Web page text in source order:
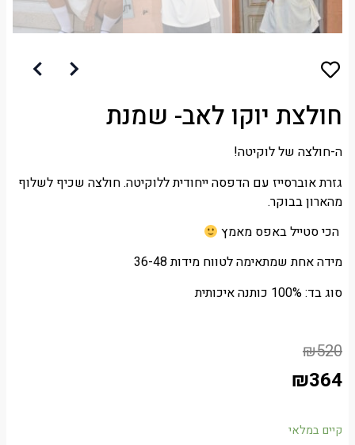
חולצת יוקו לאב- שמנת
ה-חולצה של לוקיטה!
גזרת אוברסייז עם הדפסה ייחודית ללוקיטה. חולצה שכיף לשלוף
מהארון בבוקר.
הכי סטייל באפס מאמץ
מידה אחת שמתאימה לטווח מידות 36-48
סוג בד: 100% כותנה איכותית
₪520
₪364
קיים במלאי